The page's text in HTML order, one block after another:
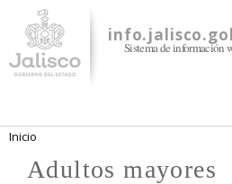
contenido
principal
Sistema de información
Se encuentra usted aquí
Inicio
Adultos mayores